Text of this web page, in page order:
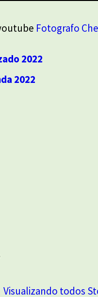
Fotografo
2022
2022
Visualizando todos